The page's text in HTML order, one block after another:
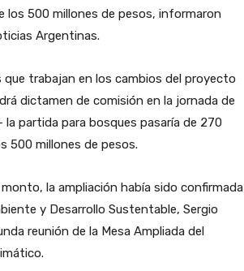
los 500 millones de pesos, informaron
Argentinas.
trabajan en los cambios del proyecto
dictamen de comisión en la jornada de
partida para bosques pasaría de 270
500 millones de pesos.
la ampliación había sido confirmada
y Desarrollo Sustentable, Sergio
reunión de la Mesa Ampliada del